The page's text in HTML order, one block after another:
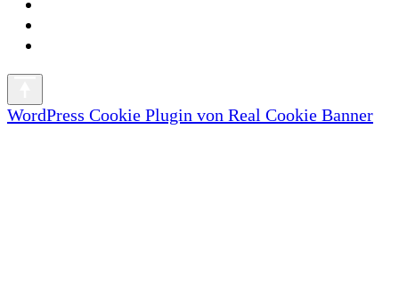
WordPress Cookie Plugin von Real Cookie Banner